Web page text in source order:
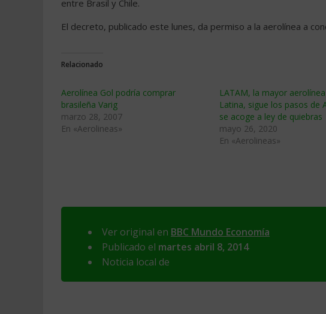
entre Brasil y Chile.
El decreto, publicado este lunes, da permiso a la aerolínea a
Relacionado
Aerolínea Gol podría comprar
brasileña Varig
marzo 28, 2007
En «Aerolineas»
LATAM, la mayor
Latina, sigue los pasos de
se acoge a ley de quiebras
mayo 26, 2020
En «Aerolineas»
Ver original en BBC Mundo Economía
Publicado el martes abril 8, 2014
Noticia local de